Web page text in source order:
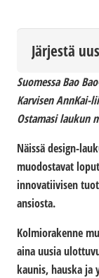
Suomessa Bao
Karvisen AnnKai-
Ostamasi laukun
Näissä design-
muodostavat
innovatiivisen
ansiosta.
Kolmiorakenne
aina uusia
kaunis, hauska ja